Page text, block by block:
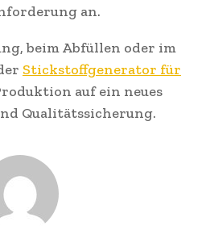
an.
beim Abfüllen oder im
Stickstoffgenerator für
auf ein neues
Qualitätssicherung.